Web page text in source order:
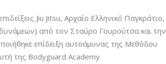
Jiu Jitsu, Αρχαίο Ελληνικό Παγκράτιο,
από τον Σταύρο Γουρούτσα και την
επίδειξη αυτοάμυνας της Μεθόδου
της Bodyguard Academy.